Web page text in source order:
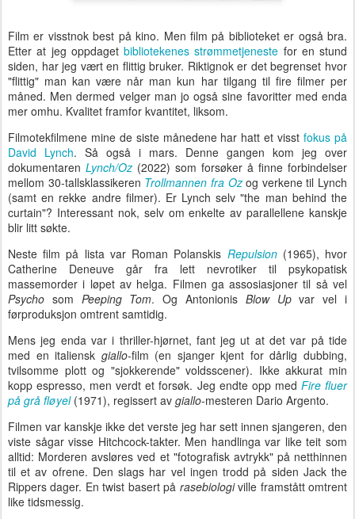
Film er visstnok best på kino. Men film på biblioteket er også bra.
Etter at jeg oppdaget bibliotekenes strømmetjeneste for en stund
siden, har jeg vært en flittig bruker. Riktignok er det begrenset hvor
"flittig" man kan være når man kun har tilgang til fire filmer per
måned. Men dermed velger man jo også sine favoritter med enda
mer omhu. Kvalitet framfor kvantitet, liksom.
Filmotekfilmene mine de siste månedene har hatt et visstfokus på
David Lynch. Så også i mars. Denne gangen kom jeg over
dokumentaren Lynch/Oz (2022) som forsøker å finne forbindelser
mellom 30-tallsklassikeren Trollmannen fra Oz og verkene til Lynch
(samt en rekke andre filmer). Er Lynch selv "the man behind the
curtain"? Interessant nok, selv om enkelte av parallellene kanskje
blir litt søkte.
Neste film på lista var Roman Polanskis Repulsion(1965), hvor
Catherine Deneuve går fra lett nevrotiker til psykopatisk
massemorder i løpet av helga. Filmen ga assosiasjoner til så vel
Psycho som Peeping Tom. Og Antonionis Blow Upvar vel i
førproduksjon omtrent samtidig.
Mens jeg enda var i thriller-hjørnet, fant jeg ut at det var på tide
med en italiensk giallo-film (en sjanger kjent for dårlig dubbing,
tvilsomme plott og "sjokkerende" voldsscener). Ikke akkurat min
kopp espresso, men verdt et forsøk. Jeg endte opp med Fire fluer
på grå fløyel(1971), regissert av giallo-mesteren Dario Argento.
Filmen var kanskje ikke det verste jeg har sett innen sjangeren, den
viste sågar visse Hitchcock-takter. Men handlinga var like teit som
alltid: Morderen avsløres ved et "fotografisk avtrykk" på netthinnen
til et av ofrene. Den slags har vel ingen trodd på siden Jack the
Rippers dager. En twist basert på rasebiologiville framstått omtrent
like tidsmessig.